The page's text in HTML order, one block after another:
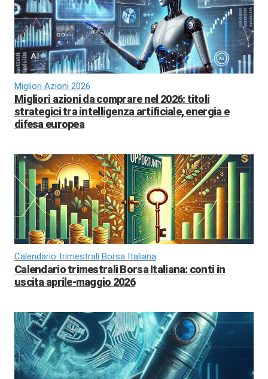
Migliori Azioni 2026
Migliori azioni da comprare nel 2026: titoli
strategici tra intelligenza artificiale, energia e
difesa europea
Calendario trimestrali Borsa Italiana
Calendario trimestrali Borsa Italiana: conti in
uscita aprile-maggio 2026